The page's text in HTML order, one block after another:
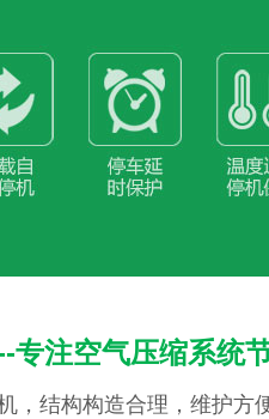
专注空气压缩系统
，结构构造合理，维护方